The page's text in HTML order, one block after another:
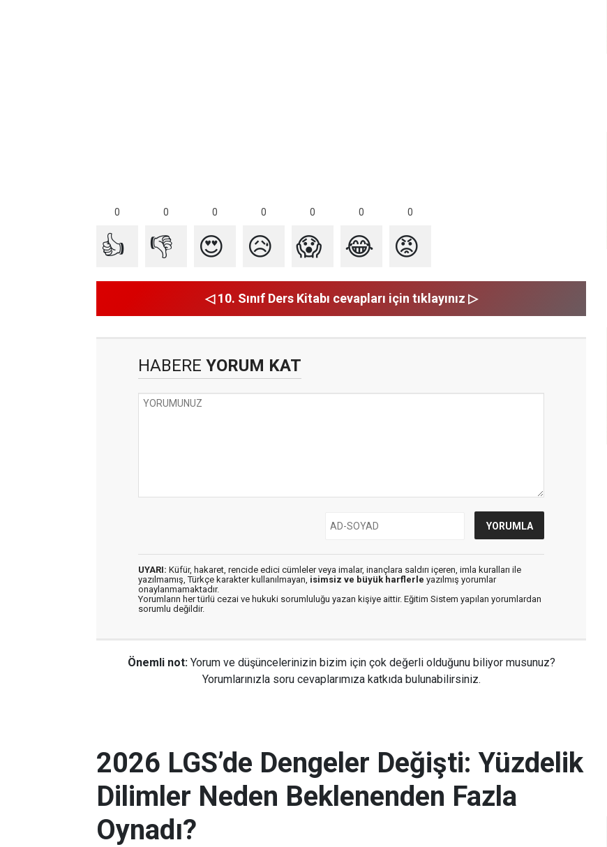
0 0 0 0 0 0 0
👍 👎 😍 😥 😱 😂 😡
◁ 10. Sınıf Ders Kitabı cevapları için tıklayınız ▷
HABERE YORUM KAT
UYARI: Küfür, hakaret, rencide edici cümleler veya imalar, inançlara saldırı içeren, imla kuralları ile
yazılmamış, Türkçe karakter kullanılmayan, isimsiz ve büyük harflerle yazılmış yorumlar
onaylanmamaktadır.
Yorumların her türlü cezai ve hukuki sorumluluğu yazan kişiye aittir. Eğitim Sistem yapılan yorumlardan
sorumlu değildir.
Önemli not: Yorum ve düşüncelerinizin bizim için çok değerli olduğunu biliyor musunuz?
Yorumlarınızla soru cevaplarımıza katkıda bulunabilirsiniz.
2026 LGS’de Dengeler Değişti: Yüzdelik
Dilimler Neden Beklenenden Fazla
Oynadı?